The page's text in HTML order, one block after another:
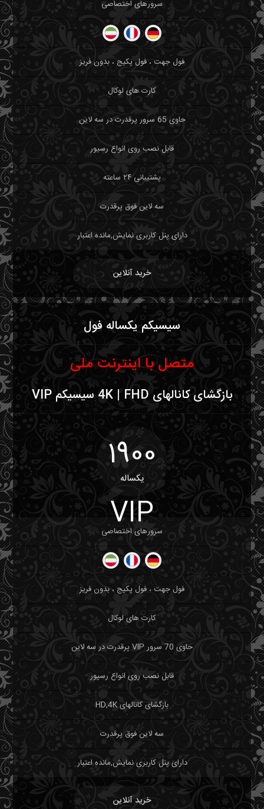
سرورهای اختصاصی
فول جهت ، فول پکیج ، بدون فریز
کارت های لوکال
حاوی 65 سرور پرقدرت در سه لاین
قابل نصب روی انواع رسیور
پشتیبانی ۲۴ ساعته
سه لاین فوق پرقدرت
دارای پنل کاربری نمایش,مانده اعتبار
خرید آنلاین
سیسیکم یکساله فول
متصل با اینترنت ملی
بازگشای کانالهای 4K | FHD سیسیکم VIP
1900
VIP
یکساله
سرورهای اختصاصی
فول جهت ، فول پکیج ، بدون فریز
کارت های لوکال
حاوی 70 سرور VIP پرقدرت در سه لاین
قابل نصب روی انواع رسیور
بازگشای کانالهای HD,4K
سه لاین فوق پرقدرت
دارای پنل کاربری نمایش,مانده اعتبار
خرید آنلاین